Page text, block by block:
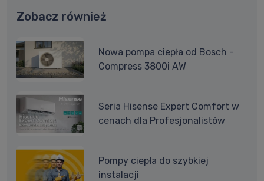
Zobacz również
Nowa pompa ciepła od Bosch -
Compress 3800i AW
Seria Hisense Expert Comfort w
cenach dla Profesjonalistów
Pompy ciepła do szybkiej
instalacji